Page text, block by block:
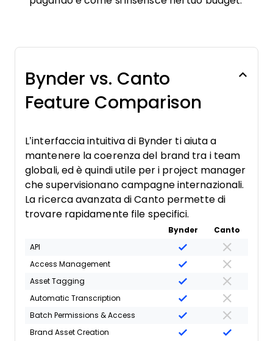
Bynder vs. Canto
Feature Comparison
L’interfaccia intuitiva di Bynder ti aiuta a
mantenere la coerenza del brand tra i team
globali, ed è quindi utile per i project manager
che supervisionano campagne internazionali.
La ricerca avanzata di Canto permette di
trovare rapidamente file specifici.
Bynder
Canto
API
Access Management
Asset Tagging
Automatic Transcription
Batch Permissions & Access
Brand Asset Creation